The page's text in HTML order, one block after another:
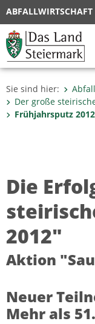
ABFALLWIRTSCHAFT
Sie sind hier:
Der große
Frühjahrsputz 2012
Die
2012"
Aktion
Neuer
Mehr als